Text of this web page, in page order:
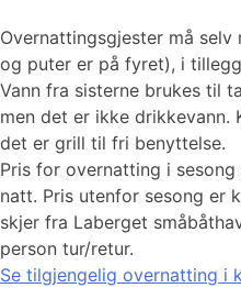
Overnattingsgjester må
og puter er på fyret), i
Vann fra sisterne brukes til
men det er ikke
det er grill til fri benyttelse.
Pris for overnatting i
natt. Pris utenfor sesong er
skjer fra Laberget
person tur/retur.
Se tilgjengelig overnatting i